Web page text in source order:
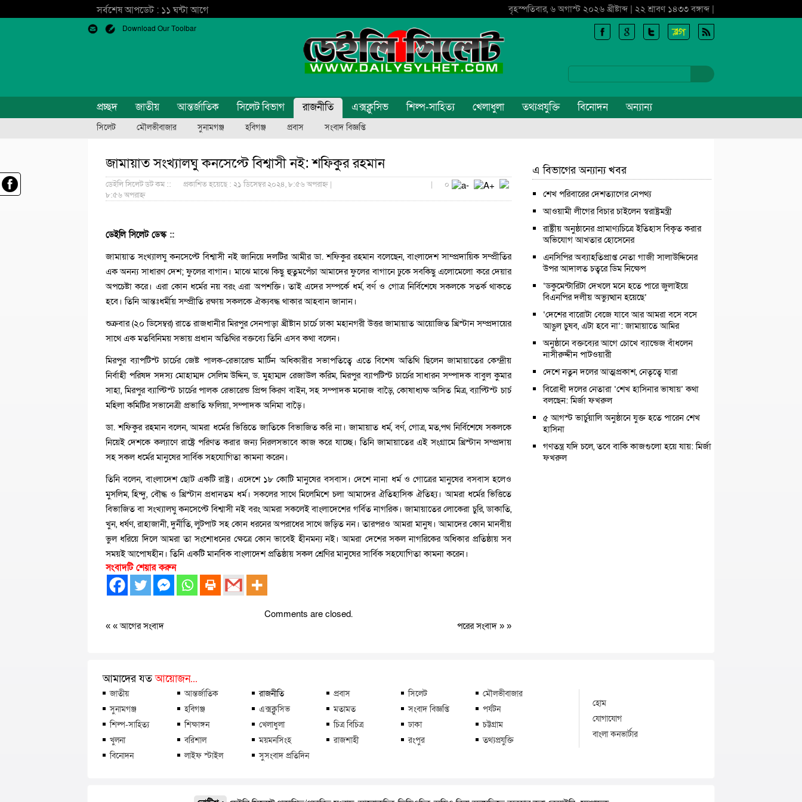
সর্বশেষ আপডেট : ১১ ঘন্টা আগে বৃহস্পতিবার, ৬ অগাস্ট ২০২৬ খ্রীষ্টাব্দ | ২২ শ্রাবণ ১৪৩৩ বঙ্গাব্দ |
Download Our Toolbar
প্রচ্ছদ জাতীয় আন্তর্জাতিক সিলেট বিভাগ রাজনীতি এক্সক্লুসিভ শিল্প-সাহিত্য খেলাধুলা তথ্যপ্রযুক্তি বিনোদন অন্যান্য
সিলেট মৌলভীবাজার সুনামগঞ্জ হবিগঞ্জ প্রবাস সংবাদ বিজ্ঞপ্তি
জামায়াত সংখ্যালঘু কনসেপ্টে বিশ্বাসী নই: শফিকুর রহমান
ডেইলি সিলেট ডট কম ::
প্রকাশিত হয়েছে : ২১ ডিসেম্বর ২০২৪, ৮:৫৬ অপরাহ্ন |
৮:৫৬ অপরাহ্ন
| ০
ডেইলি সিলেট ডেস্ক ::
জামায়াত সংখ্যালঘু কনসেপ্টে বিশ্বাসী নই জানিয়ে দলটির আমীর ডা. শফিকুর রহমান বলেছেন, বাংলাদেশ সাম্প্রদায়িক সম্প্রীতির
এক অনন্য সাধারণ দেশ; ফুলের বাগান। মাঝে মাঝে কিছু হুতুমপেঁচা আমাদের ফুলের বাগানে ঢুকে সবকিছু এলোমেলো করে দেয়ার
অপচেষ্টা করে। এরা কোন ধর্মের নয় বরং এরা অপশক্তি। তাই এদের সম্পর্কে ধর্ম, বর্ণ ও গোত্র নির্বিশেষে সকলকে সতর্ক থাকতে
হবে। তিনি আন্তঃধর্মীয় সম্প্রীতি রক্ষায় সকলকে ঐক্যবদ্ধ থাকার আহবান জানান।
শুক্রবার (২০ ডিসেম্বর) রাতে রাজধানীর মিরপুর সেনপাড়া খ্রীষ্টান চার্চে ঢাকা মহানগরী উত্তর জামায়াত আয়োজিত খ্রিস্টান সম্প্রদায়ের
সাথে এক মতবিনিময় সভায় প্রধান অতিথির বক্তব্যে তিনি এসব কথা বলেন।
মিরপুর ব্যাপটিস্ট চার্চের জেষ্ট পালক-রেভারেন্ড মার্টিন অধিকারীর সভাপতিত্বে এতে বিশেষ অতিথি ছিলেন জামায়াতের কেন্দ্রীয়
নির্বাহী পরিষদ সদস্য মোহাম্মদ সেলিম উদ্দিন, ড. মুহাম্মদ রেজাউল করিম, মিরপুর ব্যাপটিস্ট চার্চের সাধারন সম্পাদক বাবুল কুমার
সাহা, মিরপুর ব্যাপ্টিস্ট চার্চের পালক রেভারেন্ড প্রিন্স কিরণ বাইন, সহ সম্পাদক মনোজ বাড়ৈ, কোষাধ্যক্ষ অসিত মিত্র, ব্যাপ্টিস্ট চার্চ
মহিলা কমিটির সভানেত্রী প্রভাতি ফলিয়া, সম্পাদক অনিমা বাড়ৈ।
ডা. শফিকুর রহমান বলেন, আমরা ধর্মের ভিত্তিতে জাতিকে বিভাজিত করি না। জামায়াত ধর্ম, বর্ণ, গোত্র, মত,পথ নির্বিশেষে সকলকে
নিয়েই দেশকে কল্যাণে রাষ্ট্রে পরিণত করার জন্য নিরলসভাবে কাজ করে যাচ্ছে। তিনি জামায়াতের এই সংগ্রামে খ্রিস্টান সম্প্রদায়
সহ সকল ধর্মের মানুষের সার্বিক সহযোগিতা কামনা করেন।
তিনি বলেন, বাংলাদেশ ছোট একটি রাষ্ট্র। এদেশে ১৮ কোটি মানুষের বসবাস। দেশে নানা ধর্ম ও গোত্রের মানুষের বসবাস হলেও
মুসলিম, হিন্দু, বৌদ্ধ ও খ্রিস্টান প্রধানতম ধর্ম। সকলের সাথে মিলেমিশে চলা আমাদের ঐতিহাসিক ঐতিহ্য। আমরা ধর্মের ভিত্তিতে
বিভাজিত বা সংখ্যালঘু কনসেপ্টে বিশ্বাসী নই বরং আমরা সকলেই বাংলাদেশের গর্বিত নাগরিক। জামায়াতের লোকেরা চুরি, ডাকাতি,
খুন, ধর্ষণ, রাহাজানী, দুর্নীতি, লুটপাট সহ কোন ধরনের অপরাধের সাথে জড়িত নন। তারপরও আমরা মানুষ। আমাদের কোন মানবীয়
ভুল ধরিয়ে দিলে আমরা তা সংশোধনের ক্ষেত্রে কোন ভাবেই হীনমন্য নই। আমরা দেশের সকল নাগরিকের অধিকার প্রতিষ্ঠায় সব
সময়ই আপোষহীন। তিনি একটি মানবিক বাংলাদেশ প্রতিষ্ঠায় সকল শ্রেণির মানুষের সার্বিক সহযোগিতা কামনা করেন।
সংবাদটি শেয়ার করুন
Comments are closed.
« «আগের সংবাদ পরের সংবাদ » »
এ বিভাগের অন্যান্য খবর
শেখ পরিবারের দেশত্যাগের নেপথ্য
আওয়ামী লীগের বিচার চাইলেন স্বরাষ্ট্রমন্ত্রী
রাষ্ট্রীয় অনুষ্ঠানের প্রামাণ্যচিত্রে ইতিহাস বিকৃত করার
অভিযোগ আখতার হোসেনের
এনসিপির অব্যাহতিপ্রাপ্ত নেতা গাজী সালাউদ্দিনের
উপর আদালত চত্বরে ডিম নিক্ষেপ
‘ডকুমেন্টারিটা দেখলে মনে হতে পারে জুলাইয়ে
বিএনপির দলীয় অভ্যুত্থান হয়েছে’
‘দেশের বারোটা বেজে যাবে আর আমরা বসে বসে
আঙুল চুষব, এটা হবে না’: জামায়াতে আমির
অনুষ্ঠানে বক্তব্যের আগে চোখে ব্যান্ডেজ বাঁধলেন
নাসীরুদ্দীন পাটওয়ারী
দেশে নতুন দলের আত্মপ্রকাশ, নেতৃত্বে যারা
বিরোধী দলের নেতারা ‘শেখ হাসিনার ভাষায়’ কথা
বলছেন: মির্জা ফখরুল
৫ আগস্ট ভার্চুয়ালি অনুষ্ঠানে যুক্ত হতে পারেন শেখ
হাসিনা
গণতন্ত্র যদি চলে, তবে বাকি কাজগুলো হয়ে যায়: মির্জা
ফখরুল
আমাদের যতআয়োজন...
জাতীয় আন্তর্জাতিক রাজনীতি প্রবাস সিলেট
মৌলভীবাজার
সুনামগঞ্জ
হবিগঞ্জ এক্সক্লুসিভ মতামত সংবাদ বিজ্ঞপ্তি
পর্যটন
শিল্প-সাহিত্য
শিক্ষাঙ্গন খেলাধুলা চিত্র বিচিত্র ঢাকা
চট্টগ্রাম
খুলনা
বরিশাল ময়মনসিংহ রাজশাহী রংপুর
তথ্যপ্রযুক্তি
বিনোদন
লাইফ স্টাইল সুসংবাদ প্রতিদিন
হোম
যোগাযোগ
বাংলা কনভার্টার